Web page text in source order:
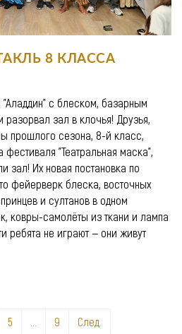
8 КЛАССА
с блеском, базарным
зал в клочья! Друзья,
прошлого сезона, 8-й класс,
фестиваля "Театральная маска",
зал! Их новая постановка по
фейерверк блеска, восточных
и султанов в одном
ковры-самолёты из ткани и лампа
ребята не играют — они живут
5 ... 9 След.